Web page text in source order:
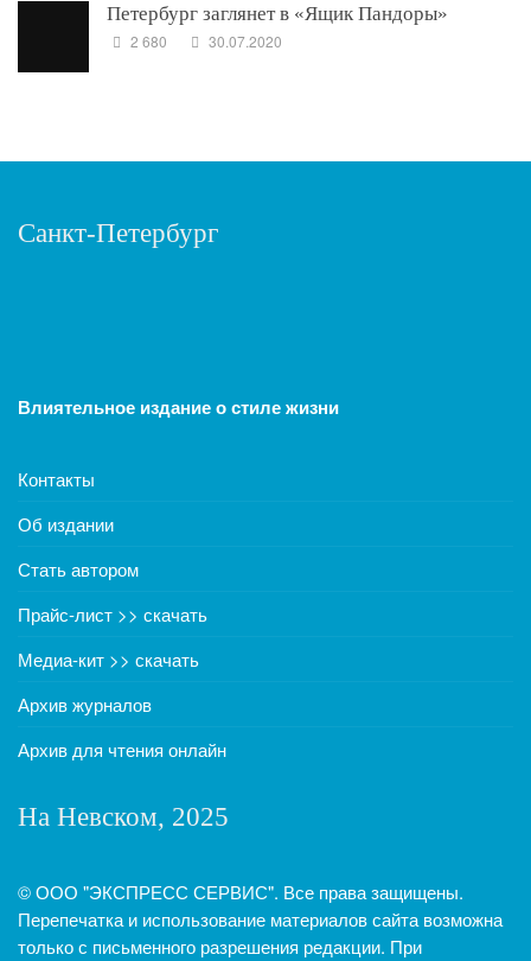
Петербург заглянет в «Ящик Пандоры»
2 680 30.07.2020
Санкт-Петербург
Влиятельное издание о стиле жизни
Контакты
Об издании
Стать автором
Прайс-лист >> скачать
Медиа-кит >> скачать
Архив журналов
Архив для чтения онлайн
На Невском, 2025
© ООО "ЭКСПРЕСС СЕРВИС". Все права защищены.
Перепечатка и использование материалов сайта возможна
только с письменного разрешения редакции. При